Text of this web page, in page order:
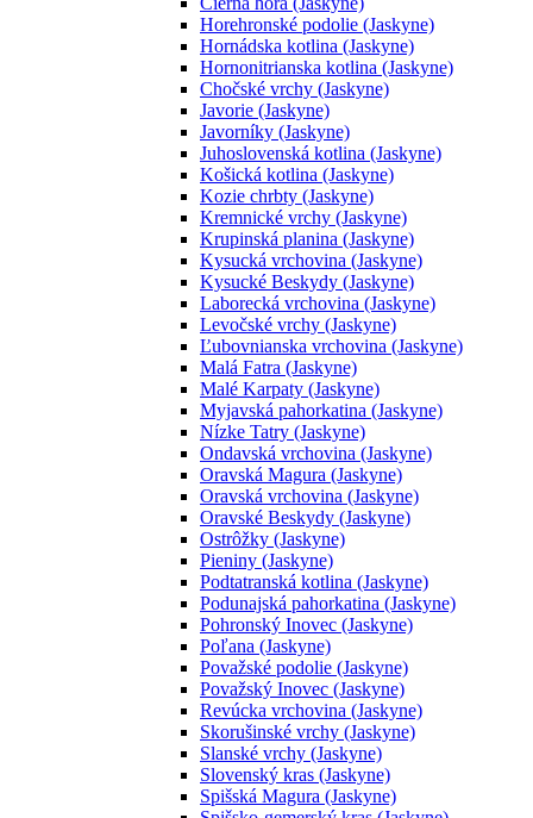
Horehronské podolie (Jaskyne)
Hornádska kotlina (Jaskyne)
Hornonitrianska kotlina (Jaskyne)
Chočské vrchy (Jaskyne)
Javorie (Jaskyne)
Javorníky (Jaskyne)
Juhoslovenská kotlina (Jaskyne)
Košická kotlina (Jaskyne)
Kozie chrbty (Jaskyne)
Kremnické vrchy (Jaskyne)
Krupinská planina (Jaskyne)
Kysucká vrchovina (Jaskyne)
Kysucké Beskydy (Jaskyne)
Laborecká vrchovina (Jaskyne)
Levočské vrchy (Jaskyne)
Ľubovnianska vrchovina (Jaskyne)
Malá Fatra (Jaskyne)
Malé Karpaty (Jaskyne)
Myjavská pahorkatina (Jaskyne)
Nízke Tatry (Jaskyne)
Ondavská vrchovina (Jaskyne)
Oravská Magura (Jaskyne)
Oravská vrchovina (Jaskyne)
Oravské Beskydy (Jaskyne)
Ostrôžky (Jaskyne)
Pieniny (Jaskyne)
Podtatranská kotlina (Jaskyne)
Podunajská pahorkatina (Jaskyne)
Pohronský Inovec (Jaskyne)
Poľana (Jaskyne)
Považské podolie (Jaskyne)
Považský Inovec (Jaskyne)
Revúcka vrchovina (Jaskyne)
Skorušinské vrchy (Jaskyne)
Slanské vrchy (Jaskyne)
Slovenský kras (Jaskyne)
Spišská Magura (Jaskyne)